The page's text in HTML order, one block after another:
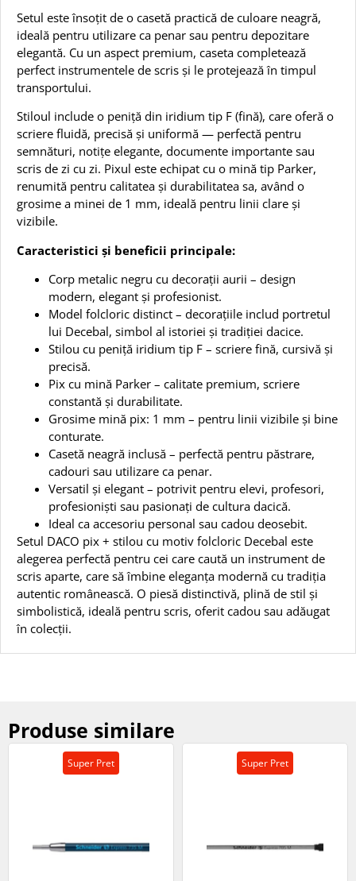
Setul este însoțit de o casetă practică de culoare neagră,
ideală pentru utilizare ca penar sau pentru depozitare
elegantă. Cu un aspect premium, caseta completează
perfect instrumentele de scris și le protejează în timpul
transportului.
Stiloul include o peniță din iridium tip F (fină), care oferă o
scriere fluidă, precisă și uniformă — perfectă pentru
semnături, notițe elegante, documente importante sau
scris de zi cu zi. Pixul este echipat cu o mină tip Parker,
renumită pentru calitatea și durabilitatea sa, având o
grosime a minei de 1 mm, ideală pentru linii clare și
vizibile.
Caracteristici și beneficii principale:
Corp metalic negru cu decorații aurii – design
modern, elegant și profesionist.
Model folcloric distinct – decorațiile includ portretul
lui Decebal, simbol al istoriei și tradiției dacice.
Stilou cu peniță iridium tip F – scriere fină, cursivă și
precisă.
Pix cu mină Parker – calitate premium, scriere
constantă și durabilitate.
Grosime mină pix: 1 mm – pentru linii vizibile și bine
conturate.
Casetă neagră inclusă – perfectă pentru păstrare,
cadouri sau utilizare ca penar.
Versatil și elegant – potrivit pentru elevi, profesori,
profesioniști sau pasionați de cultura dacică.
Ideal ca accesoriu personal sau cadou deosebit.
Setul DACO pix + stilou cu motiv folcloric Decebal este
alegerea perfectă pentru cei care caută un instrument de
scris aparte, care să îmbine eleganța modernă cu tradiția
autentic românească. O piesă distinctivă, plină de stil și
simbolistică, ideală pentru scris, oferit cadou sau adăugat
în colecții.
Produse similare
Super Pret Super Pret